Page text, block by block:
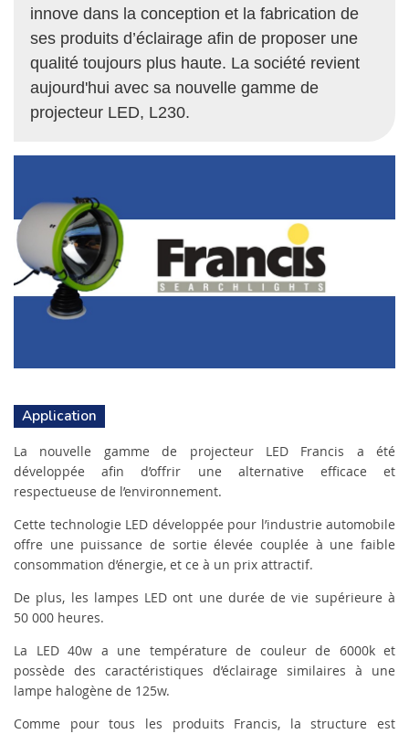
innove dans la conception et la fabrication de
ses produits d’éclairage afin de proposer une
qualité toujours plus haute. La société revient
aujourd'hui avec sa nouvelle gamme de
projecteur LED, L230.
Application
La nouvelle gamme de projecteur LED Francis a été
développée afin d’offrir une alternative efficace et
respectueuse de l’environnement.
Cette technologie LED développée pour l’industrie automobile
offre une puissance de sortie élevée couplée à une faible
consommation d’énergie, et ce à un prix attractif.
De plus, les lampes LED ont une durée de vie supérieure à
50 000 heures.
La LED 40w a une température de couleur de 6000k et
possède des caractéristiques d’éclairage similaires à une
lampe halogène de 125w.
Comme pour tous les produits Francis, la structure est